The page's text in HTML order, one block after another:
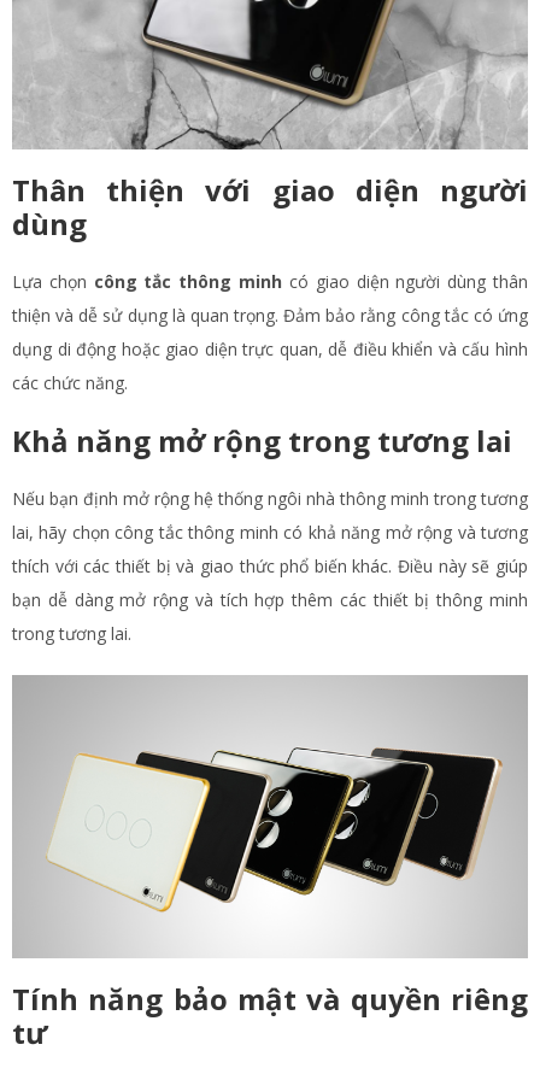
Thân thiện với giao diện người
dùng
Lựa chọn công tắc thông minh có giao diện người dùng thân
thiện và dễ sử dụng là quan trọng. Đảm bảo rằng công tắc có ứng
dụng di động hoặc giao diện trực quan, dễ điều khiển và cấu hình
các chức năng.
Khả năng mở rộng trong tương lai
Nếu bạn định mở rộng hệ thống ngôi nhà thông minh trong tương
lai, hãy chọn công tắc thông minh có khả năng mở rộng và tương
thích với các thiết bị và giao thức phổ biến khác. Điều này sẽ giúp
bạn dễ dàng mở rộng và tích hợp thêm các thiết bị thông minh
trong tương lai.
Tính năng bảo mật và quyền riêng
tư